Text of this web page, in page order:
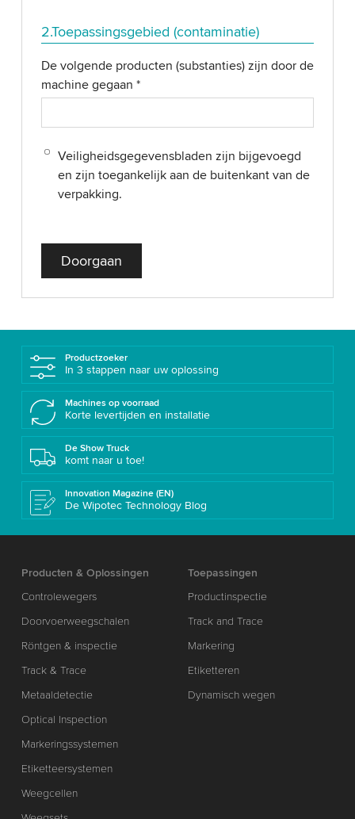
2.Toepassingsgebied (contaminatie)
De volgende producten (substanties) zijn door de
machine gegaan *
Veiligheidsgegevensbladen zijn bijgevoegd
en zijn toegankelijk aan de buitenkant van de
verpakking.
Doorgaan
Productzoeker
In 3 stappen naar uw oplossing
Machines op voorraad
Korte levertijden en installatie
De Show Truck
komt naar u toe!
Innovation Magazine (EN)
De Wipotec Technology Blog
Producten & Oplossingen
Controlewegers
Doorvoerweegschalen
Röntgen & inspectie
Track & Trace
Metaaldetectie
Optical Inspection
Markeringssystemen
Etiketteersystemen
Weegcellen
Toepassingen
Productinspectie
Track and Trace
Markering
Etiketteren
Dynamisch wegen